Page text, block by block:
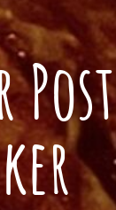
Post